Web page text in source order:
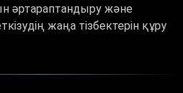
әртараптандыру және
жаңа тізбектерін құру